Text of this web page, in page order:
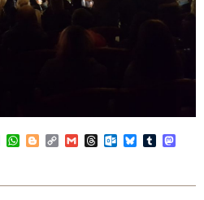
LinkedIn
WhatsApp
BloggerCopy
Link
GmailThreadsOutlook.com
BlueskyTumblr